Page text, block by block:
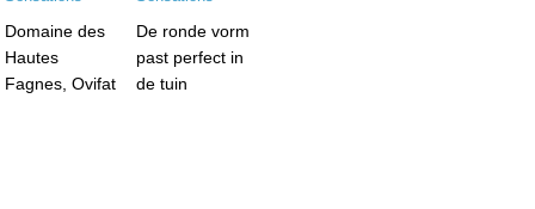
Domaine des
Hautes
Fagnes, Ovifat
De ronde vorm
past perfect in
de tuin